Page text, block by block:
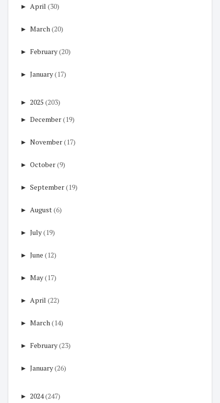
► April (30)
► March(20)
► February(20)
► January(17)
► 2025 (203)
► December(19)
► November(17)
► October(9)
► September(19)
► August(6)
► July(19)
► June (12)
► May(17)
► April (22)
► March(14)
► February(23)
► January(26)
► 2024(247)